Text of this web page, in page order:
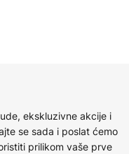
ekskluzivne akcije i
se sada i poslat ćemo
prilikom vaše prve